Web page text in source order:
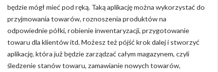
będzie mógł mieć pod ręką. Taką aplikację można wykorzystać do
przyjmowania towarów, roznoszenia produktów na
odpowiednie półki, robienie inwentaryzacji, przygotowanie
towaru dla klientów itd. Możesz też pójść krok dalej i stworzyć
aplikację, która już będzie zarządzać całym magazynem, czyli
śledzenie stanów towaru, zamawianie nowych towarów,